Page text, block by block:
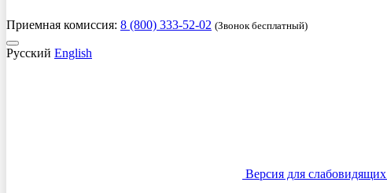
Приемная комиссия: 8 (800) 333-52-02 (Звонок бесплатный)
Русский English
Версия для слабовидящих